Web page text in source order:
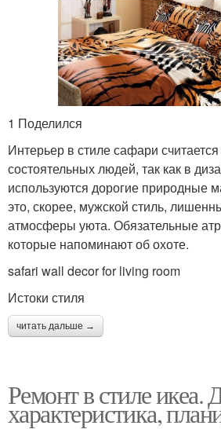
1 Поделился
Интерьер в стиле сафари
состоятельных людей, так как в
используются дорогие природные
это, скорее, мужской стиль,
атмосферы уюта. Обязательные
которые напоминают об охоте.
safari wall decor for living room
Истоки стиля
читать дальше →
Ремонт в стиле икеа.
характеристика,